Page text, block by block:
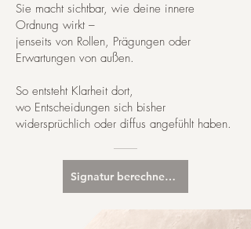
Sie macht sichtbar, wie deine innere
Ordnung wirkt –
jenseits von Rollen, Prägungen oder
Erwartungen von außen.
So entsteht Klarheit dort,
wo Entscheidungen sich bisher
widersprüchlich oder diffus angefühlt haben.
Signatur berechnen lassen